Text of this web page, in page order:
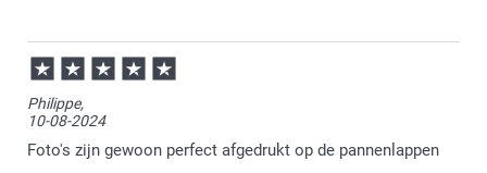
05-12-2024
15:19
Bedankt voor je review. Fijn om te horen dat je
tevreden bent. Heel veel plezier van je pannenlappen
en wellicht tot een volgende keer.
Philippe,
10-08-2024
Foto's zijn gewoon perfect afgedrukt op de pannenlappen